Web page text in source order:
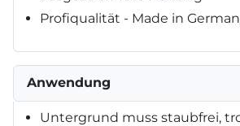
Profiqualität - Made in
Anwendung
Untergrund muss staubfrei,